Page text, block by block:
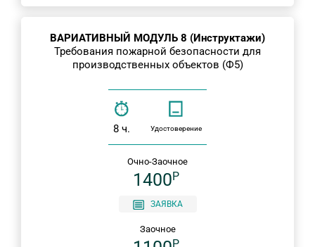
ВАРИАТИВНЫЙ МОДУЛЬ 8 (Инструктажи)
Требования пожарной безопасности для
производственных объектов (Ф5)
8 ч. Удостоверение
Очно-Заочное
1400P
ЗАЯВКА
Заочное
P